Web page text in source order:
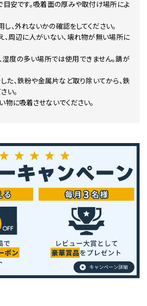
安です。吸着面の厚みや取付け場所によ
、外れないかの確認をしてください。
周辺に人がいない、壊れ物が無い場所に
度の多い場所では使用できません。錆が
た、鉄粉や金属片など取り除いてから、鉄
い。
物に吸着させないでください。